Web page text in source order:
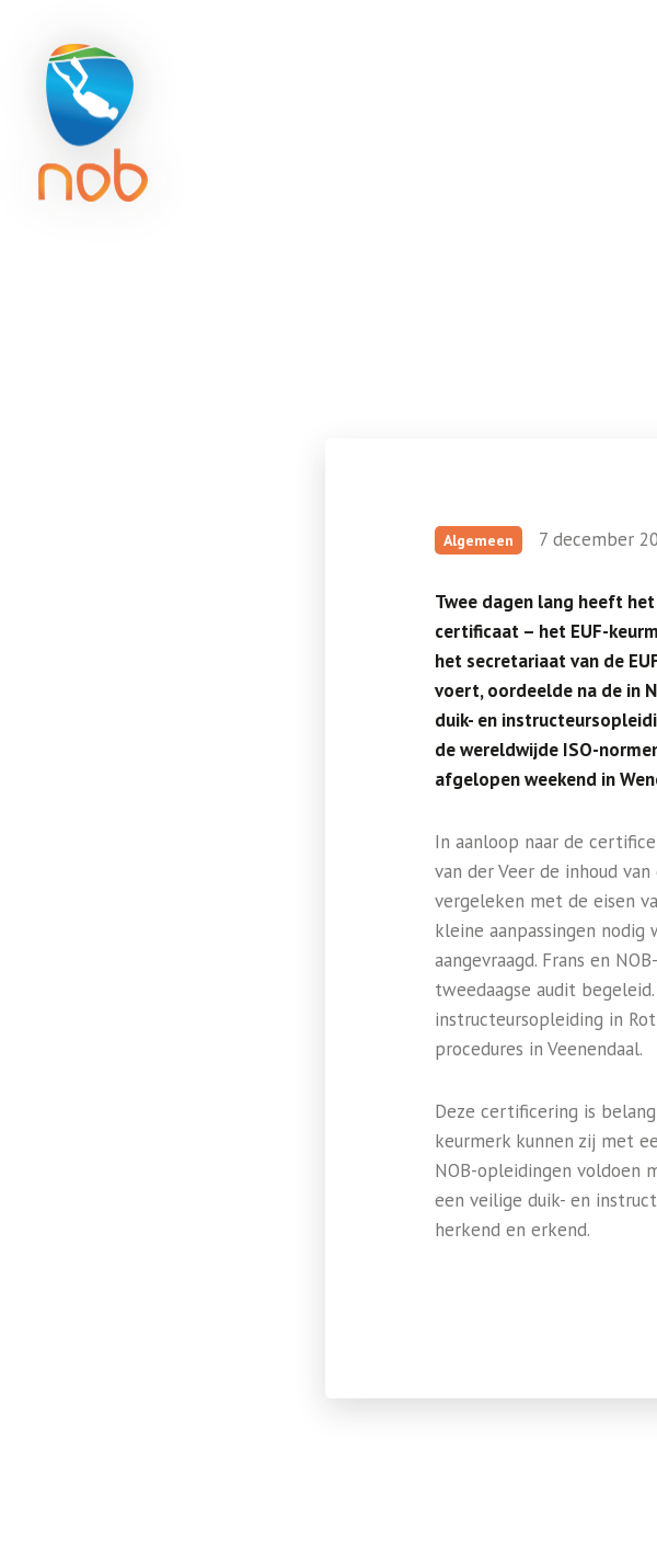
Algemeen 7 december
Twee dagen lang heeft
certificaat – het EUF-
het secretariaat van de
voert, oordeelde na de in
duik- en
de wereldwijde ISO-
afgelopen weekend in
In aanloop naar de
van der Veer de inhoud
vergeleken met de eisen
kleine aanpassingen
aangevraagd. Frans en
tweedaagse audit
instructeursopleiding in
procedures in Veenendaal.
Deze certificering is
keurmerk kunnen zij met
NOB-opleidingen voldoen
een veilige duik- en
herkend en erkend.